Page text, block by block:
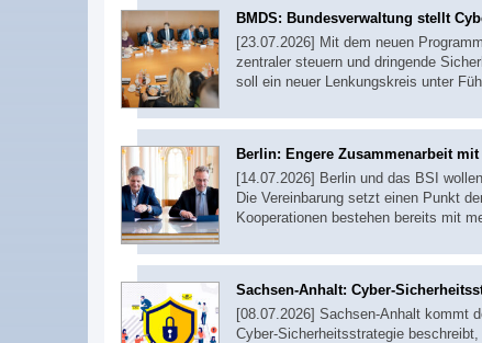
BMDS: Bundesverwaltung stellt
[23.07.2026] Mit dem neuen
zentraler steuern und dringende
soll ein neuer Lenkungskreis unter
Berlin: Engere Zusammenarbeit mit
[14.07.2026] Berlin und das BSI
Die Vereinbarung setzt einen Punkt
Kooperationen bestehen bereits mit
Sachsen-Anhalt: Cyber-
[08.07.2026] Sachsen-Anhalt kommt
Cyber-Sicherheitsstrategie